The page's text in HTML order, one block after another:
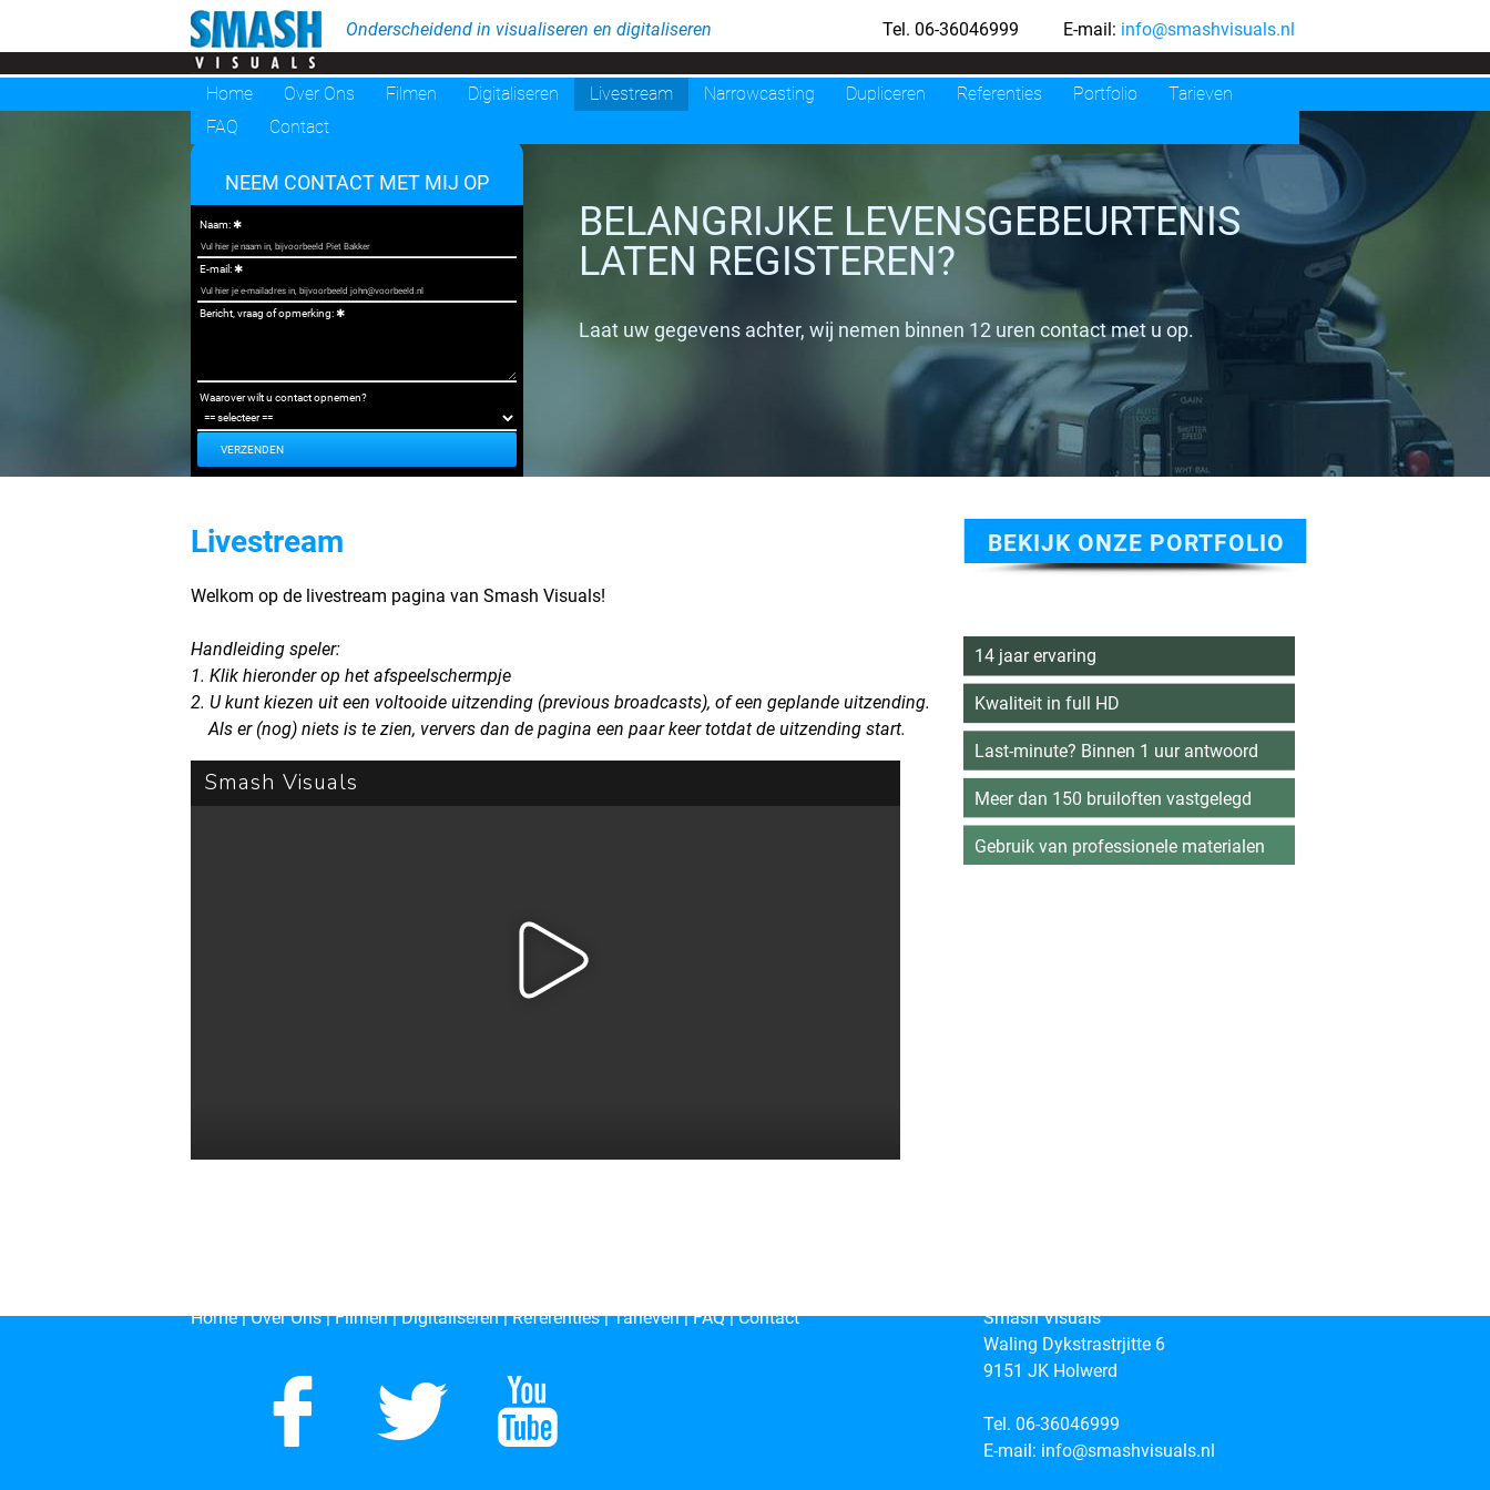
Home Over Ons Filmen Digitaliseren Livestream Narrowcasting Dupliceren Referenties Portfolio
Tarieven
FAQ
Contact
BELANGRIJKE LEVENSGEBEURTENIS
LATEN REGISTEREN?
Laat uw gegevens achter, wij nemen binnen 12 uren contact met u op.
BEKIJK ONZE PORTFOLIO
Livestream
Welkom op de livestream pagina van Smash Visuals!
Handleiding speler:
1. Klik hieronder op het afspeelschermpje
2. U kunt kiezen uit een voltooide uitzending (previous broadcasts), of een geplande uitzending.
Als er (nog) niets is te zien, ververs dan de pagina een paar keer totdat de uitzending start.
NEEM CONTACT MET MIJ OP
Naam:
E-mail:
Bericht, vraag of opmerking:
Waarover wilt u contact opnemen?
Home|Over Ons | Filmen|Digitaliseren|Referenties|Tarieven|FAQ|Contact
Smash Visuals
Waling Dykstrastrjitte 6
9151 JK Holwerd
Tel. 06-36046999
E-mail: info@smashvisuals.nl
14 jaar ervaring
Kwaliteit in full HD
Last-minute? Binnen 1 uur antwoord
Meer dan 150 bruiloften vastgelegd
Gebruik van professionele materialen
Tel. 06-36046999 E-mail: info@smashvisuals.nl
Onderscheidend in visualiseren en digitaliseren